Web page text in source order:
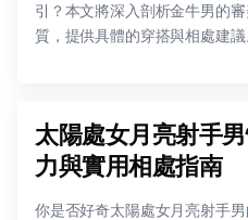
引？本文將深入剖析金牛男的
質，提供具體的穿搭與相處建議
太陽處女月亮射手
力與實用相處指南
你是否好奇太陽處女月亮射手